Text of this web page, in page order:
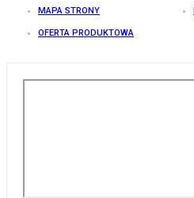
MAPA STRONY
OFERTA PRODUKTOWA